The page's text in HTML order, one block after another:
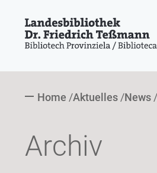
Home Aktuelles News
Archiv